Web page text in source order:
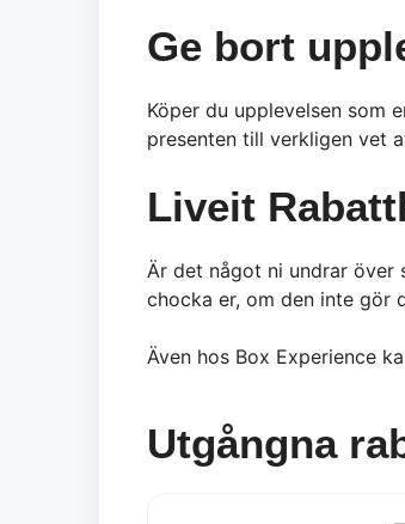
Ge bort
Köper du upplevelsen som
presenten till verkligen vet
Liveit
Är det något ni undrar över
chocka er, om den inte gör
Även hos Box Experience
Utgångna